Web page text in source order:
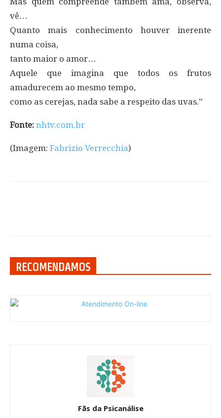
vê…
Quanto mais conhecimento houver inerente
numa coisa,
tanto maior o amor…
Aquele que imagina que todos os frutos
amadurecem ao mesmo tempo,
como as cerejas, nada sabe a respeito das uvas.”
Fonte: nhtv.com.br
(Imagem: Fabrizio Verrecchia)
RECOMENDAMOS
Fãs da Psicanálise